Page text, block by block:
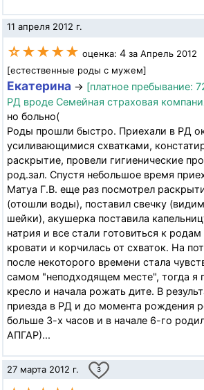
11 апреля 2012 г.
☆★★★★ оценка: 4 за Апрель 2012
[естественные роды с мужем]
Екатерина → [платное пребывание:
РД вроде Семейная страховая
но больно(
Роды прошли быстро. Приехали в РД
усиливающимися схватками,
раскрытие, провели гигиенические
род.зал. Спустя небольшое время
Матуа Г.В. еще раз посмотрел
(отошли воды), поставил свечку
шейки), акушерка поставила
натрия и все стали готовиться к
кровати и корчилась от схваток. На
после некоторого времени стала
самом "неподходящем месте", тогда я
кресло и начала рожать дите. В
приезда в РД и до момента рождения
больше 3-х часов и в начале 6-го
АПГАР)...
27 марта 2012 г. 3